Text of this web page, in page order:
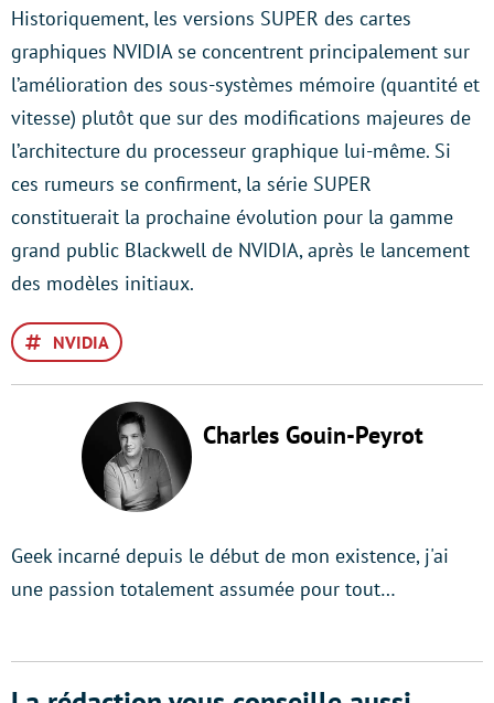
Historiquement, les versions SUPER des cartes
graphiques NVIDIA se concentrent principalement sur
l’amélioration des sous-systèmes mémoire (quantité et
vitesse) plutôt que sur des modifications majeures de
l’architecture du processeur graphique lui-même. Si
ces rumeurs se confirment, la série SUPER
constituerait la prochaine évolution pour la gamme
grand public Blackwell de NVIDIA, après le lancement
des modèles initiaux.
NVIDIA
Charles Gouin-Peyrot
Geek incarné depuis le début de mon existence, j'ai
une passion totalement assumée pour tout…